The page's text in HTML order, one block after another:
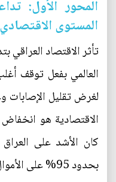
المحور الأول:
المستوى الاقتصادي
تأثر الاقتصاد العراقي
العالمي بفعل توقف
لغرض تقليل الإصابات
الاقتصادية هو انخفاض
كان الأشد على العراق
بحدود 95% على الأموال التي يجنيها من بيع النفط.